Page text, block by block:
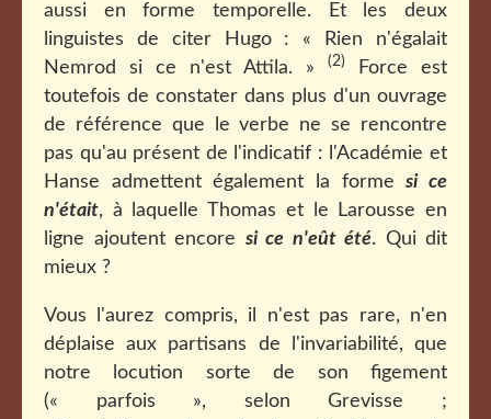
aussi en forme temporelle. Et les deux
linguistes de citer Hugo : « Rien n'égalait
Nemrod si ce n'est Attila. »
(2)
Force est
toutefois de constater dans plus d'un ouvrage
de référence que le verbe ne se rencontre
pas qu'au présent de l'indicatif : l'Académie et
Hanse admettent également la formesi ce
n'était, à laquelle Thomas et le Larousse en
ligne ajoutent encore si ce n'eût été. Qui dit
mieux ?
Vous l'aurez compris, il n'est pas rare, n'en
déplaise aux partisans de l'invariabilité, que
notre locution sorte de son figement
(« parfois », selon Grevisse ;